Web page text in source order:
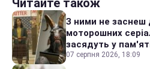
Читайте також
З ними не заснеш
моторошних
засядуть у
07 серпня 2026, 18:09